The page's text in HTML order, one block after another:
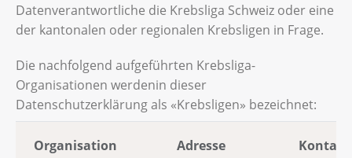
Datenverantwortliche die Krebsliga Schweiz oder eine
der kantonalen oder regionalen Krebsligen in Frage.
Die nachfolgend aufgeführten Krebsliga-
Organisationen werdenin dieser
Datenschutzerklärung als «Krebsligen» bezeichnet:
Organisation Adresse Kontakt